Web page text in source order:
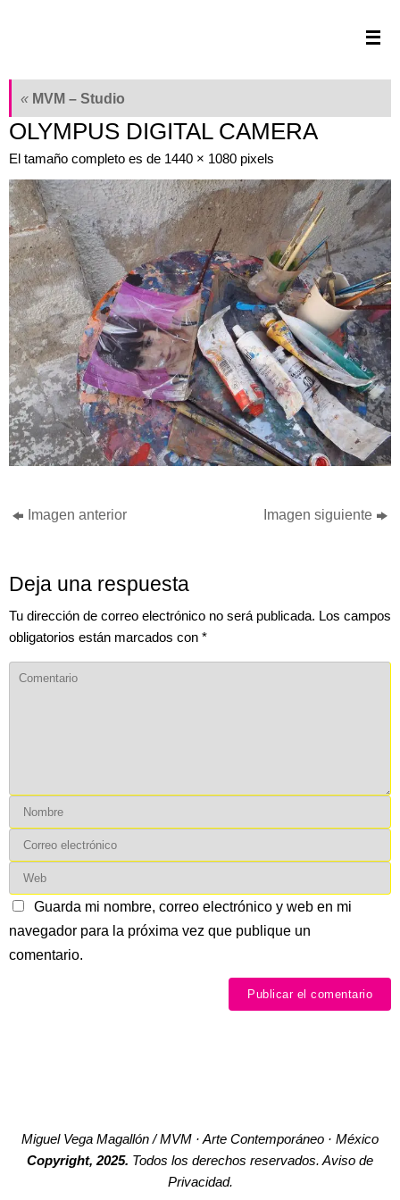
« MVM – Studio
OLYMPUS DIGITAL CAMERA
El tamaño completo es de 1440 × 1080 pixels
Imagen anterior Imagen siguiente
Deja una respuesta
Tu dirección de correo electrónico no será publicada. Los campos
obligatorios están marcados con *
Guarda mi nombre, correo electrónico y web en mi
navegador para la próxima vez que publique un
comentario.
Miguel Vega Magallón / MVM · Arte Contemporáneo · México
Copyright, 2025. Todos los derechos reservados. Aviso de
Privacidad.